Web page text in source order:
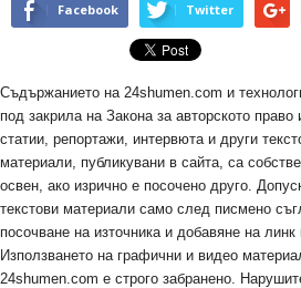
Facebook Twitter
Съдържанието на 24shumen.com и
под закрила на Закона за авторското
статии, репортажи, интервюта и други
материали, публикувани в сайта, са
освен, ако изрично е посочено друго.
текстови материали само след писмено
посочване на източника и добавяне на
Използването на графични и видео
24shumen.com е строго забранено.